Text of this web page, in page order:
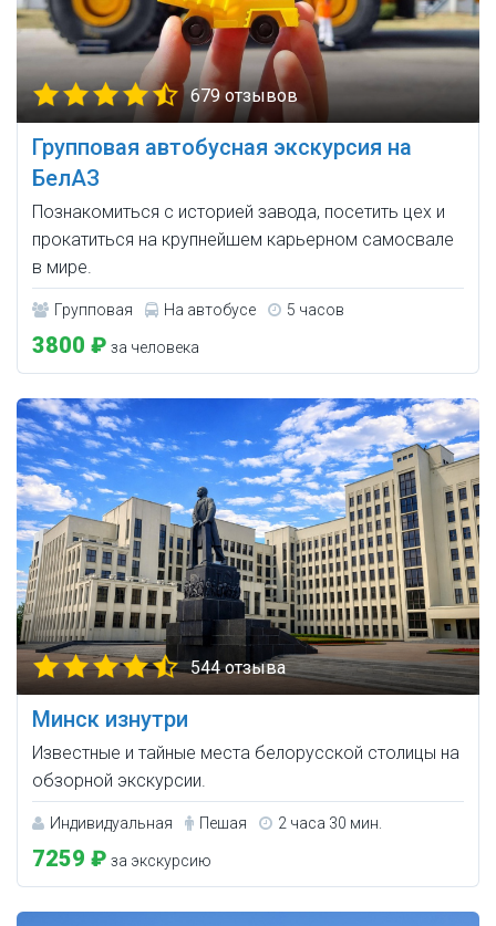
679 отзывов
Групповая автобусная экскурсия на
БелАЗ
Познакомиться с историей завода, посетить цех и
прокатиться на крупнейшем карьерном самосвале
в мире.
Групповая На автобусе 5 часов
3800 ₽ за человека
544 отзыва
Минск изнутри
Известные и тайные места белорусской столицы на
обзорной экскурсии.
Индивидуальная Пешая 2 часа 30 мин.
7259 ₽ за экскурсию